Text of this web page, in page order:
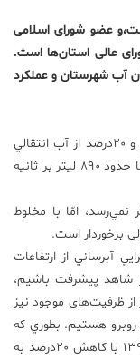
عضو شورای اسلامی
عالی استان‌ها است.
آب شهرستان و عملکرد
حدود 80 درصد آب شهر كاشان از منابع زيرزميني و 20درصد از آب انتقالي
زاينده‌رود تأمين می‌شود. حداكثر توليد آب از چاه‌ها حدود 890 ليتر بر ثانيه
امّا با مخلوط
برخوردار است.
اجرايي آبرساني از ارتفاعات
شاهد پيشرفت باشيم،
از ظرفیت‌های موجود نیز
هستیم. بطوري كه
در سال 1386 با ورود 260 ليتر بر ثانيه و سال 1390 با كاهش 20درصد به